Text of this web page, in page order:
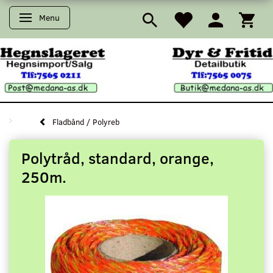
Skifte navigation
Menu
Fladbånd / Polyreb
Polytråd, standard, orange,
250m.